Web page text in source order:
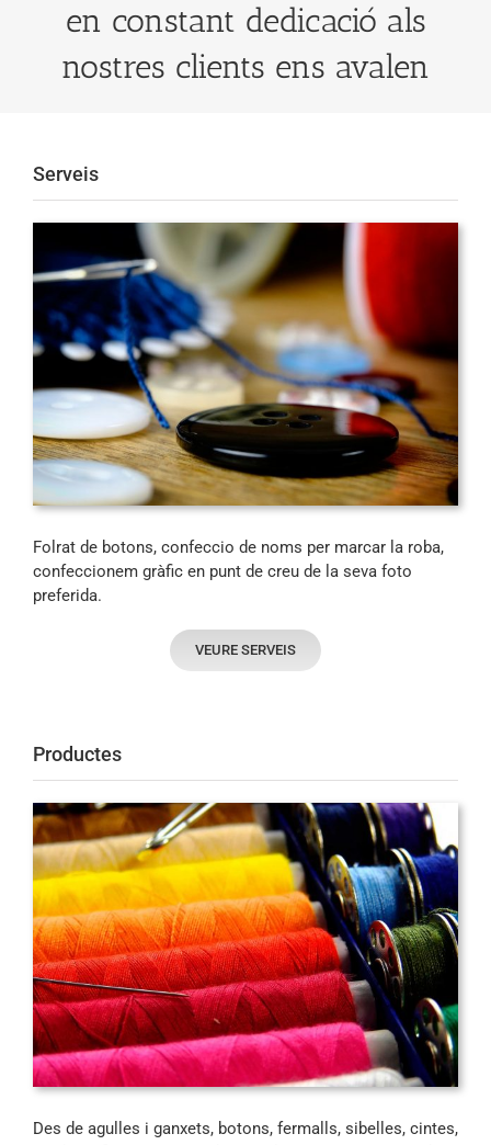
en constant dedicació als
nostres clients ens avalen
Serveis
Folrat de botons, confeccio de noms per marcar la roba,
confeccionem gràfic en punt de creu de la seva foto
preferida.
VEURE SERVEIS
Productes
Des de agulles i ganxets, botons, fermalls, sibelles, cintes,